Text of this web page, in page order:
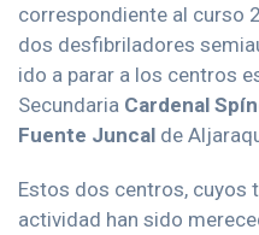
correspondiente al curso
dos desfibriladores
ido a parar a los centros
Secundaria Cardenal
Fuente Juncal de
Estos dos centros, cuyos
actividad han sido